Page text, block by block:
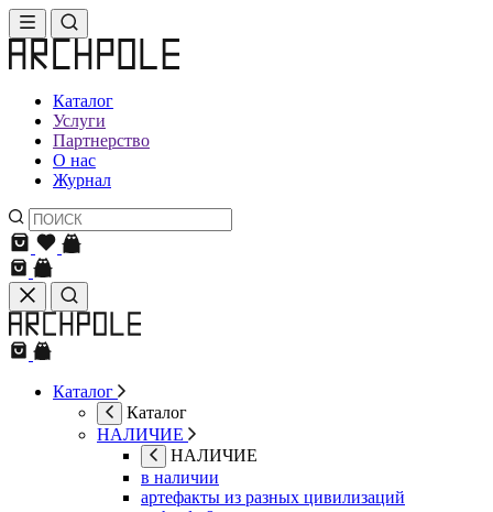
Каталог
Услуги
Партнерство
О нас
Журнал
Каталог
Каталог
НАЛИЧИЕ
НАЛИЧИЕ
в наличии
артефакты из разных цивилизаций